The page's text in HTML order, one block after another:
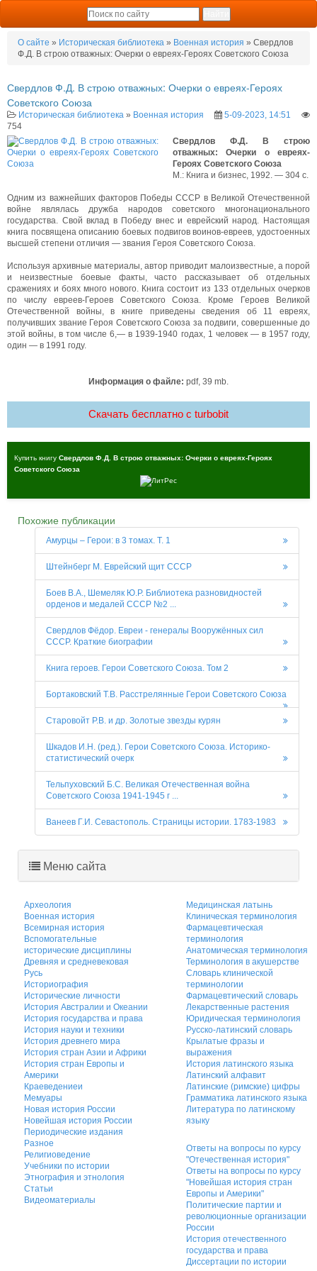
О сайте » Историческая библиотека » Военная история » Свердлов
Ф.Д. В строю отважных: Очерки о евреях-Героях Советского Союза
Свердлов Ф.Д. В строю отважных: Очерки о евреях-Героях
Советского Союза
Историческая библиотека » Военная история
5-09-2023, 14:51
754
Свердлов Ф.Д. В строю
отважных: Очерки о евреях-
Героях Советского Союза
М.: Книга и бизнес, 1992. — 304 с.
Одним из важнейших факторов Победы СССР в Великой Отечественной
войне являлась дружба народов советского многонационального
государства. Свой вклад в Победу внес и еврейский народ. Настоящая
книга посвящена описанию боевых подвигов воинов-евреев, удостоенных
высшей степени отличия — звания Героя Советского Союза.
Используя архивные материалы, автор приводит малоизвестные, а порой
и неизвестные боевые факты, часто рассказывает об отдельных
сражениях и боях много нового. Книга состоит из 133 отдельных очерков
по числу евреев-Героев Советского Союза. Кроме Героев Великой
Отечественной войны, в книге приведены сведения об 11 евреях,
получивших звание Героя Советского Союза за подвиги, совершенные до
этой войны, в том числе 6,— в 1939-1940 годах, 1 человек — в 1957 году,
один — в 1991 году.
Информация о файле: pdf, 39 mb.
Скачать бесплатно c turbobit
Купить книгу Свердлов Ф.Д. В строю отважных: Очерки о евреях-Героях
Советского Союза
Похожие публикации
Амурцы – Герои: в 3 томах. Т. 1
Штейнберг М. Еврейский щит СССР
Боев В.А., Шемеляк Ю.Р. Библиотека разновидностей
орденов и медалей СССР №2 ...
Свердлов Фёдор. Евреи - генералы Вооружённых сил
СССР. Краткие биографии
Книга героев. Герои Советского Союза. Том 2
Бортаковский Т.В. Расстрелянные Герои Советского Союза
Старовойт Р.В. и др. Золотые звезды курян
Шкадов И.Н. (ред.). Герои Советского Союза. Историко-
статистический очерк
Тельпуховский Б.С. Великая Отечественная война
Советского Союза 1941-1945 г ...
Ванеев Г.И. Севастополь. Страницы истории. 1783-1983
Меню сайта
Археология
Военная история
Всемирная история
Вспомогательные
исторические дисциплины
Древняя и средневековая
Русь
Историография
Исторические личности
История Австралии и Океании
История государства и права
История науки и техники
История древнего мира
История стран Азии и Африки
История стран Европы и
Америки
Краеведениеи
Мемуары
Новая история России
Новейшая история России
Периодические издания
Разное
Религиоведение
Учебники по истории
Этнография и этнология
Статьи
Видеоматериалы
Медицинская латынь
Клиническая терминология
Фармацевтическая
терминология
Анатомическая терминология
Терминология в акушерстве
Словарь клинической
терминологии
Фармацевтический словарь
Лекарственные растения
Юридическая терминология
Русско-латинский словарь
Крылатые фразы и
выражения
История латинского языка
Латинский алфавит
Латинские (римские) цифры
Грамматика латинского языка
Литература по латинскому
языку
Ответы на вопросы по курсу
"Отечественная история"
Ответы на вопросы по курсу
"Новейшая история стран
Европы и Америки"
Политические партии и
революционные организации
России
История отечественного
государства и права
Диссертации по истории